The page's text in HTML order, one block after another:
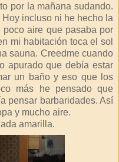
por la mañana sudando.
incluso ni he hecho la
aire que pasaba por
mi habitación toca el sol
sauna. Creedme cuando
apurado que debía estar
un baño y eso que los
más he pensado que
pensar barbaridades. Así
y mucho aire.
amarilla.